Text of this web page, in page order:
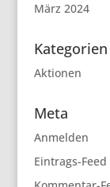
März 2024
Kategorien
Aktionen
Meta
Anmelden
Eintrags-Feed